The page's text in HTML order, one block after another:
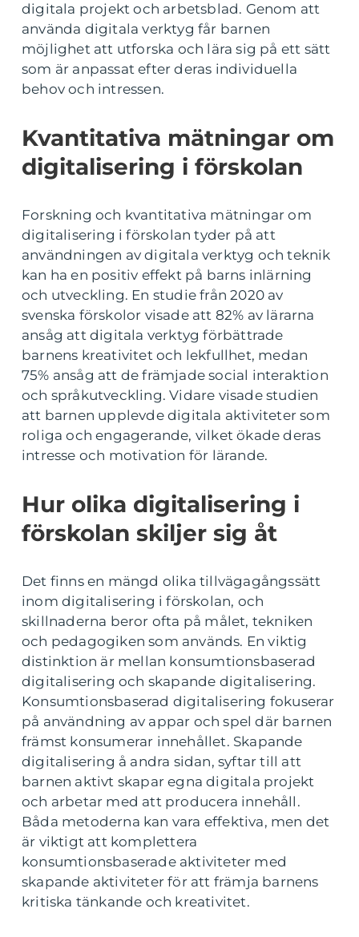
digitala projekt och arbetsblad. Genom att
använda digitala verktyg får barnen
möjlighet att utforska och lära sig på ett sätt
som är anpassat efter deras individuella
behov och intressen.
Kvantitativa mätningar om
digitalisering i förskolan
Forskning och kvantitativa mätningar om
digitalisering i förskolan tyder på att
användningen av digitala verktyg och teknik
kan ha en positiv effekt på barns inlärning
och utveckling. En studie från 2020 av
svenska förskolor visade att 82% av lärarna
ansåg att digitala verktyg förbättrade
barnens kreativitet och lekfullhet, medan
75% ansåg att de främjade social interaktion
och språkutveckling. Vidare visade studien
att barnen upplevde digitala aktiviteter som
roliga och engagerande, vilket ökade deras
intresse och motivation för lärande.
Hur olika digitalisering i
förskolan skiljer sig åt
Det finns en mängd olika tillvägagångssätt
inom digitalisering i förskolan, och
skillnaderna beror ofta på målet, tekniken
och pedagogiken som används. En viktig
distinktion är mellan konsumtionsbaserad
digitalisering och skapande digitalisering.
Konsumtionsbaserad digitalisering fokuserar
på användning av appar och spel där barnen
främst konsumerar innehållet. Skapande
digitalisering å andra sidan, syftar till att
barnen aktivt skapar egna digitala projekt
och arbetar med att producera innehåll.
Båda metoderna kan vara effektiva, men det
är viktigt att komplettera
konsumtionsbaserade aktiviteter med
skapande aktiviteter för att främja barnens
kritiska tänkande och kreativitet.